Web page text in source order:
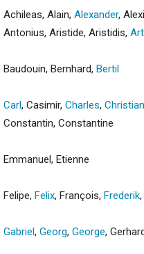
Achileas, Alain, Alexander,
Antonius, Aristide, Aristidis,
Baudouin, Bernhard, Bertil
Carl, Casimir, Charles, Christian
Constantin, Constantine
Emmanuel, Etienne
Felipe, Felix, François, Frederik
Gabriel, Georg, George,